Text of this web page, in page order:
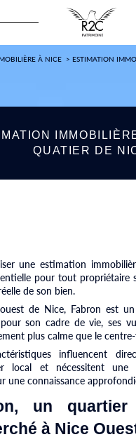
À NICE ESTIMATION
QUATIER DE
une estimation
pour tout propriétaire
de son bien.
de Nice, Fabron est
son cadre de vie, ses
plus calme que le
influencent
local et nécessitent une
une connaissance
un quartier
à Nice